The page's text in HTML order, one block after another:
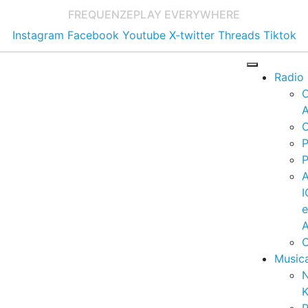
FREQUENZEPLAY EVERYWHERE
Instagram Facebook Youtube X-twitter Threads Tiktok
Radio
e